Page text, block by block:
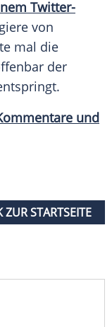
Twitter-
von
mal die
der
und
ZUR STARTSEITE